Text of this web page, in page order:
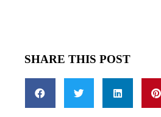
SHARE THIS POST